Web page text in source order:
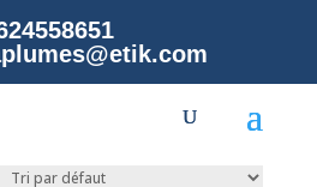
de l'illustrateur / Isère